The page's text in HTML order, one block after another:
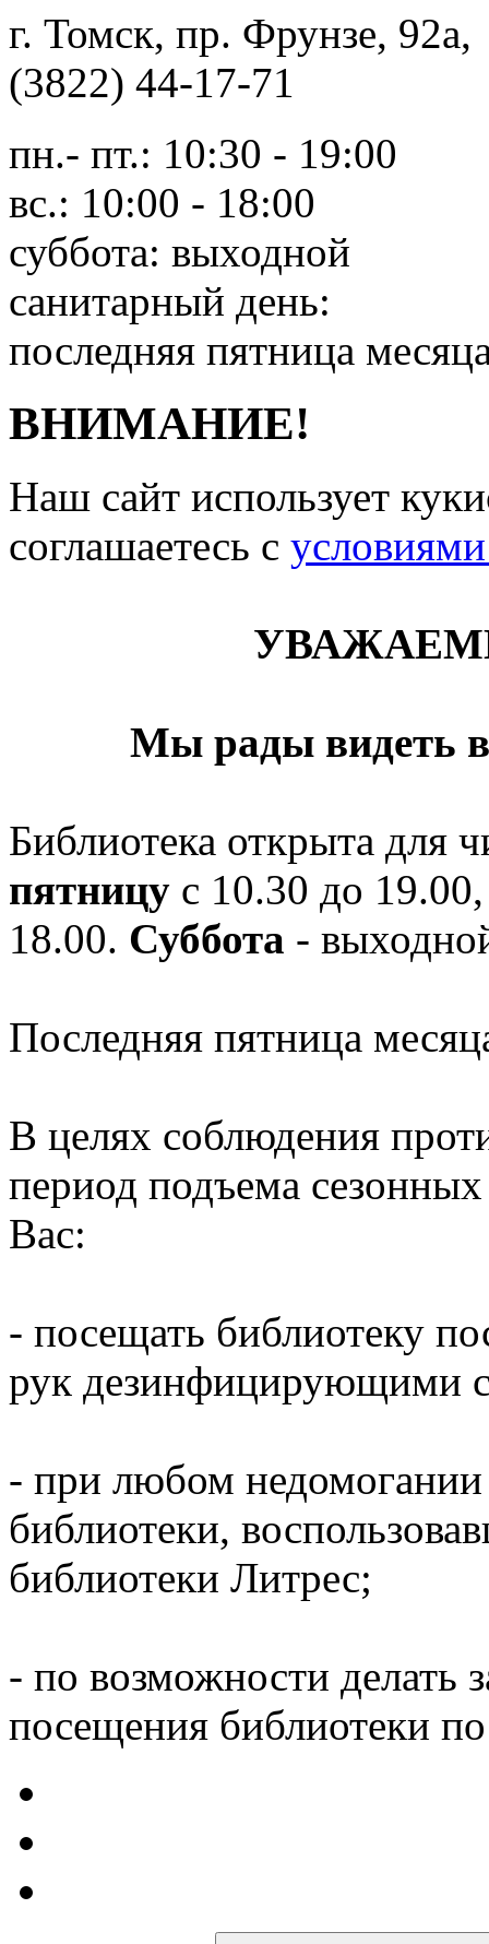
г. Томск, пр. Фрунзе,
(3822) 44-17-71
пн.- пт.: 10:30 - 19:00
вс.: 10:00 - 18:00
суббота: выходной
санитарный день:
последняя пятница
ВНИМАНИЕ!
Наш сайт использует
соглашаетесь c
Мы рады видеть
Библиотека открыта для
пятницу с 10.30 до
18.00. Суббота -
Последняя пятница
В целях соблюдения
период подъема
Вас:
- посещать библиотеку
рук дезинфицирующими
- при любом недомогании
библиотеки,
библиотеки Литрес;
- по возможности делать
посещения библиотеки